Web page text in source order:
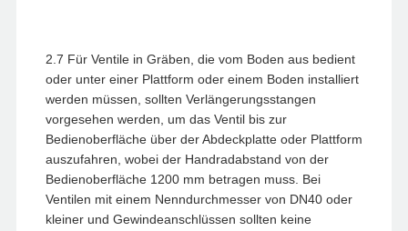
2.7 Für Ventile in Gräben, die vom Boden aus bedient
oder unter einer Plattform oder einem Boden installiert
werden müssen, sollten Verlängerungsstangen
vorgesehen werden, um das Ventil bis zur
Bedienoberfläche über der Abdeckplatte oder Plattform
auszufahren, wobei der Handradabstand von der
Bedienoberfläche 1200 mm betragen muss. Bei
Ventilen mit einem Nenndurchmesser von DN40 oder
kleiner und Gewindeanschlüssen sollten keine